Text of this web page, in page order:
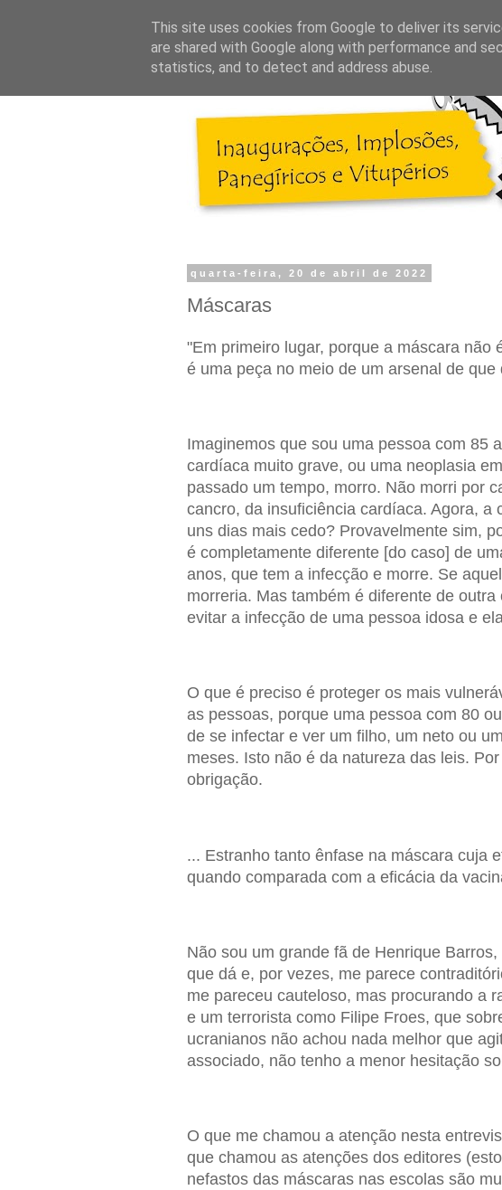
quarta-feira, 20 de abril de 2022
Máscaras
"Em primeiro lugar, porque a máscara não
é uma peça no meio de um arsenal de que
Imaginemos que sou uma pessoa com 85
cardíaca muito grave, ou uma neoplasia
passado um tempo, morro. Não morri por
cancro, da insuficiência cardíaca. Agora, a
uns dias mais cedo? Provavelmente sim,
é completamente diferente [do caso] de
anos, que tem a infecção e morre. Se
morreria. Mas também é diferente de
evitar a infecção de uma pessoa idosa e
O que é preciso é proteger os mais
as pessoas, porque uma pessoa com 80
de se infectar e ver um filho, um neto ou
meses. Isto não é da natureza das leis.
obrigação.
... Estranho tanto ênfase na máscara cuja
quando comparada com a eficácia da
Não sou um grande fã de Henrique
que dá e, por vezes, me parece
me pareceu cauteloso, mas procurando a
e um terrorista como Filipe Froes, que
ucranianos não achou nada melhor que
associado, não tenho a menor hesitação
O que me chamou a atenção nesta
que chamou as atenções dos editores
nefastos das máscaras nas escolas são
This site uses cookies from Google to deliver its
are shared with Google along with performance and
statistics, and to detect and address abuse.